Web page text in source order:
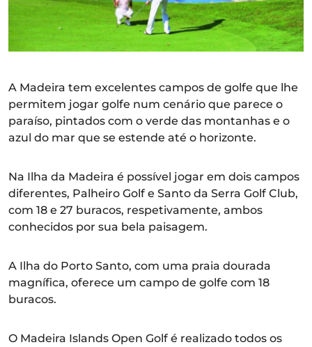
A Madeira tem excelentes campos de golfe que lhe
permitem jogar golfe num cenário que parece o
paraíso, pintados com o verde das montanhas e o
azul do mar que se estende até o horizonte.
Na Ilha da Madeira é possível jogar em dois campos
diferentes, Palheiro Golf e Santo da Serra Golf Club,
com 18 e 27 buracos, respetivamente, ambos
conhecidos por sua bela paisagem.
A Ilha do Porto Santo, com uma praia dourada
magnífica, oferece um campo de golfe com 18
buracos.
O Madeira Islands Open Golf é realizado todos os